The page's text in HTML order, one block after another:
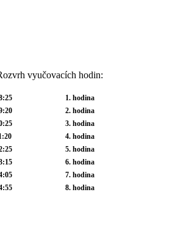
vyučovacích hodin:
1. hodina
2. hodina
3. hodina
4. hodina
5. hodina
6. hodina
7. hodina
8. hodina